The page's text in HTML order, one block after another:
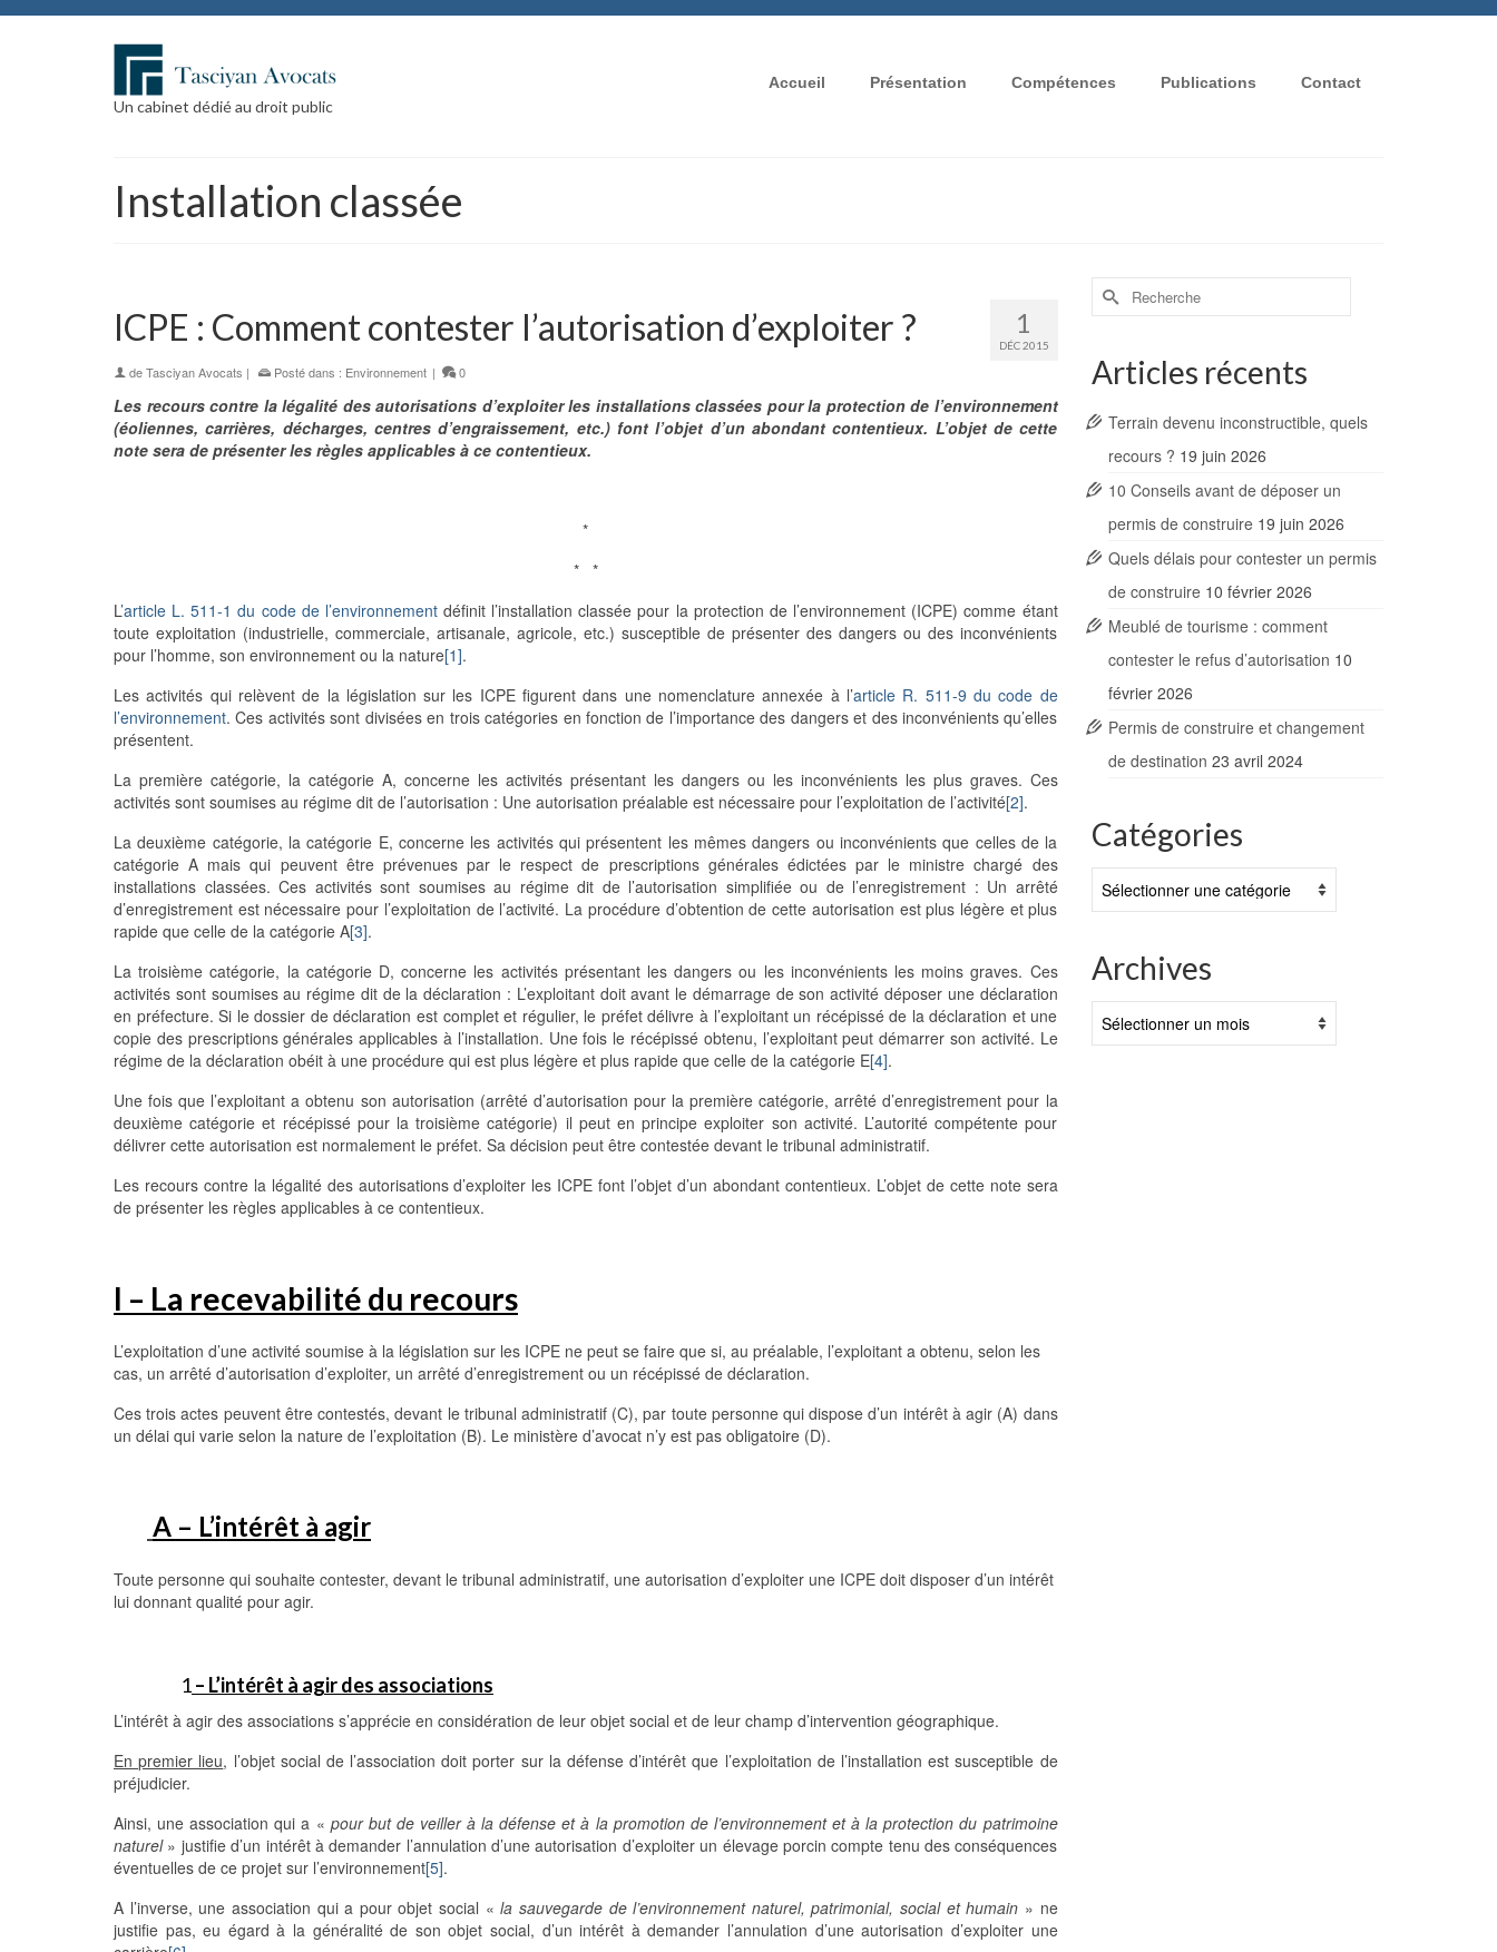
Un cabinet dédié au droit public
Accueil Présentation Compétences Publications Contact
Installation classée
1
DÉC 2015
ICPE : Comment contester l’autorisation d’exploiter ?
deTasciyan Avocats | Posté dans : Environnement | 0
Les recours contre la légalité des autorisations d’exploiter les installations classées pour la protection de l’environnement
(éoliennes, carrières, décharges, centres d’engraissement, etc.) font l’objet d’un abondant contentieux. L’objet de cette
note sera de présenter les règles applicables à ce contentieux.
*
* *
L’article L. 511-1 du code de l’environnementdéfinit l’installation classée pour la protection de l’environnement (ICPE) comme étant
toute exploitation (industrielle, commerciale, artisanale, agricole, etc.) susceptible de présenter des dangers ou des inconvénients
pour l’homme, son environnement ou la nature[1].
Les activités qui relèvent de la législation sur les ICPE figurent dans une nomenclature annexée à l’article R. 511-9 du code de
l’environnement. Ces activités sont divisées en trois catégories en fonction de l’importance des dangers et des inconvénients qu’elles
présentent.
La première catégorie, la catégorie A, concerne les activités présentant les dangers ou les inconvénients les plus graves. Ces
activités sont soumises au régime dit de l’autorisation : Une autorisation préalable est nécessaire pour l’exploitation de l’activité[2].
La deuxième catégorie, la catégorie E, concerne les activités qui présentent les mêmes dangers ou inconvénients que celles de la
catégorie A mais qui peuvent être prévenues par le respect de prescriptions générales édictées par le ministre chargé des
installations classées. Ces activités sont soumises au régime dit de l’autorisation simplifiée ou de l’enregistrement : Un arrêté
d’enregistrement est nécessaire pour l’exploitation de l’activité. La procédure d’obtention de cette autorisation est plus légère et plus
rapide que celle de la catégorie A[3].
La troisième catégorie, la catégorie D, concerne les activités présentant les dangers ou les inconvénients les moins graves. Ces
activités sont soumises au régime dit de la déclaration : L’exploitant doit avant le démarrage de son activité déposer une déclaration
en préfecture. Si le dossier de déclaration est complet et régulier, le préfet délivre à l’exploitant un récépissé de la déclaration et une
copie des prescriptions générales applicables à l’installation. Une fois le récépissé obtenu, l’exploitant peut démarrer son activité. Le
régime de la déclaration obéit à une procédure qui est plus légère et plus rapide que celle de la catégorie E[4].
Une fois que l’exploitant a obtenu son autorisation (arrêté d’autorisation pour la première catégorie, arrêté d’enregistrement pour la
deuxième catégorie et récépissé pour la troisième catégorie) il peut en principe exploiter son activité. L’autorité compétente pour
délivrer cette autorisation est normalement le préfet. Sa décision peut être contestée devant le tribunal administratif.
Les recours contre la légalité des autorisations d’exploiter les ICPE font l’objet d’un abondant contentieux. L’objet de cette note sera
de présenter les règles applicables à ce contentieux.
I – La recevabilité du recours
L’exploitation d’une activité soumise à la législation sur les ICPE ne peut se faire que si, au préalable, l’exploitant a obtenu, selon les
cas, un arrêté d’autorisation d’exploiter, un arrêté d’enregistrement ou un récépissé de déclaration.
Ces trois actes peuvent être contestés, devant le tribunal administratif (C), par toute personne qui dispose d’un intérêt à agir (A) dans
un délai qui varie selon la nature de l’exploitation (B). Le ministère d’avocat n’y est pas obligatoire (D).
A – L’intérêt à agir
Toute personne qui souhaite contester, devant le tribunal administratif, une autorisation d’exploiter une ICPE doit disposer d’un intérêt
lui donnant qualité pour agir.
1– L’intérêt à agir des associations
L’intérêt à agir des associations s’apprécie en considération de leur objet social et de leur champ d’intervention géographique.
En premier lieu, l’objet social de l’association doit porter sur la défense d’intérêt que l’exploitation de l’installation est susceptible de
préjudicier.
Ainsi, une association qui a « pour but de veiller à la défense et à la promotion de l’environnement et à la protection du patrimoine
naturel» justifie d’un intérêt à demander l’annulation d’une autorisation d’exploiter un élevage porcin compte tenu des conséquences
éventuelles de ce projet sur l’environnement[5].
A l’inverse, une association qui a pour objet social «la sauvegarde de l’environnement naturel, patrimonial, social et humain » ne
justifie pas, eu égard à la généralité de son objet social, d’un intérêt à demander l’annulation d’une autorisation d’exploiter une
Rechercher :
Articles récents
Terrain devenu inconstructible, quels
recours ? 19 juin 2026
10 Conseils avant de déposer un
permis de construire 19 juin 2026
Quels délais pour contester un permis
de construire 10 février 2026
Meublé de tourisme : comment
contester le refus d’autorisation 10
février 2026
Permis de construire et changement
de destination 23 avril 2024
Catégories
Archives